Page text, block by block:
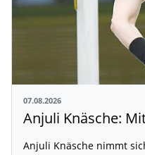
07.08.2026
Anjuli Knäsche nimmt